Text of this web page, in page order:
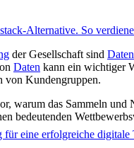
für eine erfolgreiche digitale
der Gesellschaft sind Daten
Daten kann ein wichtiger
von Kundengruppen.
warum das Sammeln und
bedeutenden